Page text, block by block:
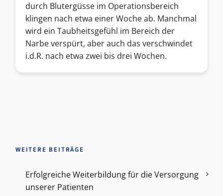
durch Blutergüsse im Operationsbereich
klingen nach etwa einer Woche ab. Manchmal
wird ein Taubheitsgefühl im Bereich der
Narbe verspürt, aber auch das verschwindet
i.d.R. nach etwa zwei bis drei Wochen.
WEITERE BEITRÄGE
Erfolgreiche Weiterbildung für die Versorgung
unserer Patienten